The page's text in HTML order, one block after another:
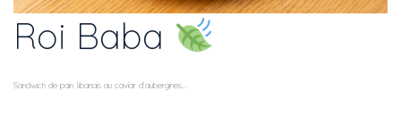
Roi Baba
Sandwich de pain libanais au caviar d’aubergines...